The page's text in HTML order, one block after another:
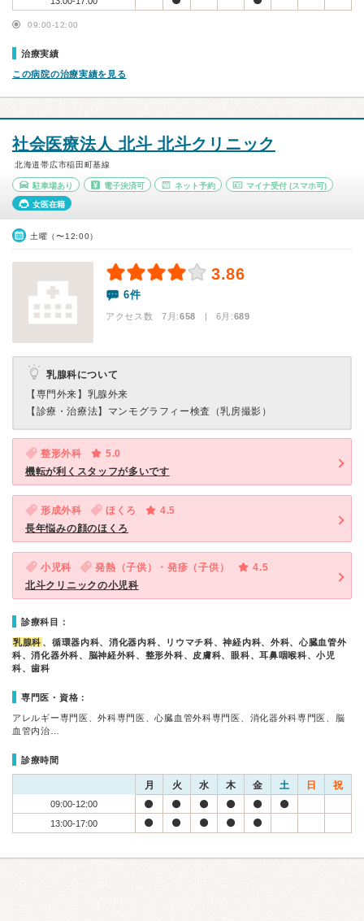
09:00-12:00
治療実績
この病院の治療実績を見る
社会医療法人 北斗 北斗クリニック
北海道帯広市稲田町基線
駐車場あり 電子決済可 ネット予約 マイナ受付 (スマホ可)
女医在籍
土曜（〜12:00）
3.86
6件
アクセス数 7月:658 | 6月:689
乳腺科について
【専門外来】 乳腺外来
【診療・治療法】 マンモグラフィー検査（乳房撮影）
整形外科
5.0
機転が利くスタッフが多いです
形成外科 ほくろ
4.5
長年悩みの顔のほくろ
小児科 発熱（子供）・発疹（子供）
4.5
北斗クリニックの小児科
診療科目：
乳腺科 、循環器内科、消化器内科、リウマチ科、神経内科、外科、心臓血管外
科、消化器外科、脳神経外科、整形外科、皮膚科、眼科、耳鼻咽喉科、小児
科、歯科
専門医・資格：
アレルギー専門医、外科専門医、心臓血管外科専門医、消化器外科専門医、脳
血管内治…
診療時間
月 火 水 木 金 土 日 祝
09:00-12:00
13:00-17:00